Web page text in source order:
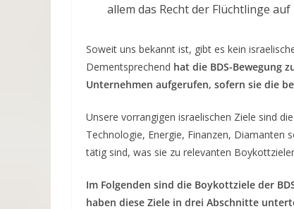
allem das Recht der Flüchtlinge
Soweit uns bekannt ist, gibt es kein
Dementsprechend hat die BDS-Bewegung
Unternehmen aufgerufen, sofern sie die
Unsere vorrangigen israelischen Ziele sind
Technologie, Energie, Finanzen, Diamanten
tätig sind, was sie zu relevanten
Im Folgenden sind die Boykottziele der
haben diese Ziele in drei Abschnitte